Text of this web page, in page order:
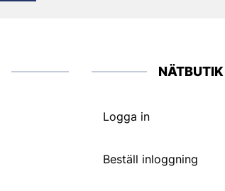
NÄTBUTIK
Logga in
Beställ inloggning